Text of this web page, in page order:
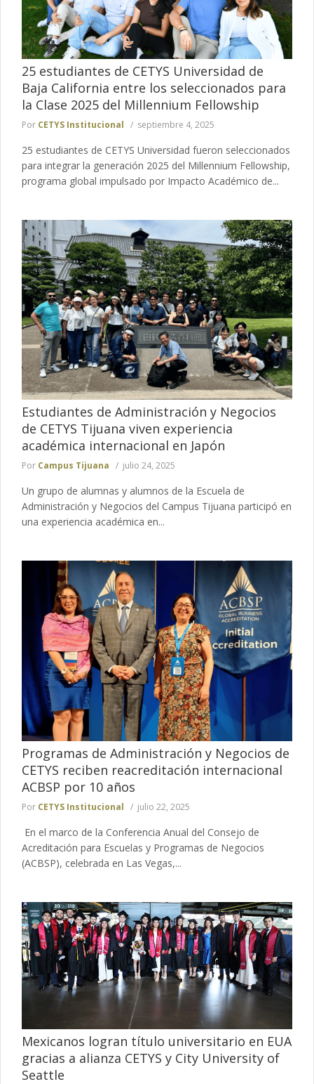
25 estudiantes de CETYS Universidad de
Baja California entre los seleccionados para
la Clase 2025 del Millennium Fellowship
Por CETYS Institucional septiembre 4, 2025
25 estudiantes de CETYS Universidad fueron seleccionados
para integrar la generación 2025 del Millennium Fellowship,
programa global impulsado por Impacto Académico de...
Estudiantes de Administración y Negocios
de CETYS Tijuana viven experiencia
académica internacional en Japón
Por Campus Tijuana julio 24, 2025
Un grupo de alumnas y alumnos de la Escuela de
Administración y Negocios del Campus Tijuana participó en
una experiencia académica en...
Programas de Administración y Negocios de
CETYS reciben reacreditación internacional
ACBSP por 10 años
Por CETYS Institucional julio 22, 2025
En el marco de la Conferencia Anual del Consejo de
Acreditación para Escuelas y Programas de Negocios
(ACBSP), celebrada en Las Vegas,...
Mexicanos logran título universitario en EUA
gracias a alianza CETYS y City University of
Seattle